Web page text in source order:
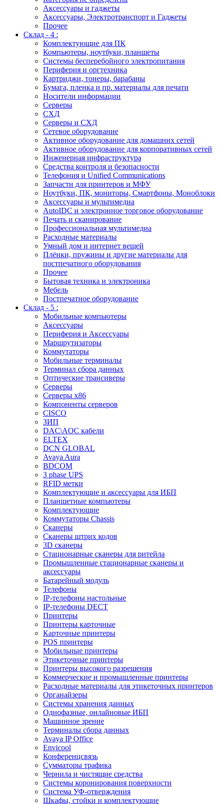
Аксессуары и гаджеты
Аксессуары, Электротранспорт и Гаджеты
Прочее
Склад - 4 :
Комплектующие для ПК
Компьютеры, ноутбуки, планшеты
Системы бесперебойного электропитания
Периферия и оргтехника
Картриджи, тонеры, барабаны
Бумага, пленка и пр. материалы для печати
Носители информации
Серверы
СХД
Серверы и СХД
Сетевое оборудование
Активное оборудование для домашних сетей
Активное оборудование для корпоративных сетей
Инженерная инфраструктура
Средства контроля и безопасности
Телефония и Unified Communications
Запчасти для принтеров и МФУ
Ноутбуки, ПК, мониторы, Смартфоны, Моноблоки
Аксессуары и мультимедиа
AutoIDC и электронное торговое оборудование
Печать и сканирование
Профессиональная мультимедиа
Расходные материалы
Умный дом и интернет вещей
Плёнки, пружины и другие материалы для
постпечатного оборудования
Прочее
Бытовая техника и электроника
Мебель
Постпечатное оборудование
Склад - 5 :
Мобильные компьютеры
Аксессуары
Периферия и Аксессуары
Маршрутизаторы
Коммутаторы
Мобильные терминалы
Терминал сбора данных
Оптические трансиверы
Серверы
Серверы x86
Компоненты серверов
CISCO
ЗИП
DAC\AOC кабели
ELTEX
DCN GLOBAL
Avaya Aura
BDCOM
3 phase UPS
RFID метки
Комплектующие и аксессуары для ИБП
Планшетные компьютеры
Комплектующие
Коммутаторы Chassis
Сканеры
Сканеры штрих кодов
3D сканеры
Стационарные сканеры для ритейла
Промышленные стационарные сканеры и
аксессуары
Батарейный модуль
Телефоны
IP-телефоны настольные
IP-телефоны DECT
Принтеры
Принтеры карточные
Карточные принтеры
POS принтеры
Мобильные принтеры
Этикеточные принтеры
Принтеры высокого разрешения
Коммерческие и промышленные принтеры
Расходные материалы для этикеточных принтеров
Органайзеры
Системы хранения данных
Однофазные, онлайновые ИБП
Машинное зрение
Терминалы сбора данных
Avaya IP Office
Envicool
Конференцсвязь
Сумматоры трафика
Чернила и чистящие средства
Системы коронирования поверхности
Cистема УФ-отверждения
Шкафы, стойки и комплектующие